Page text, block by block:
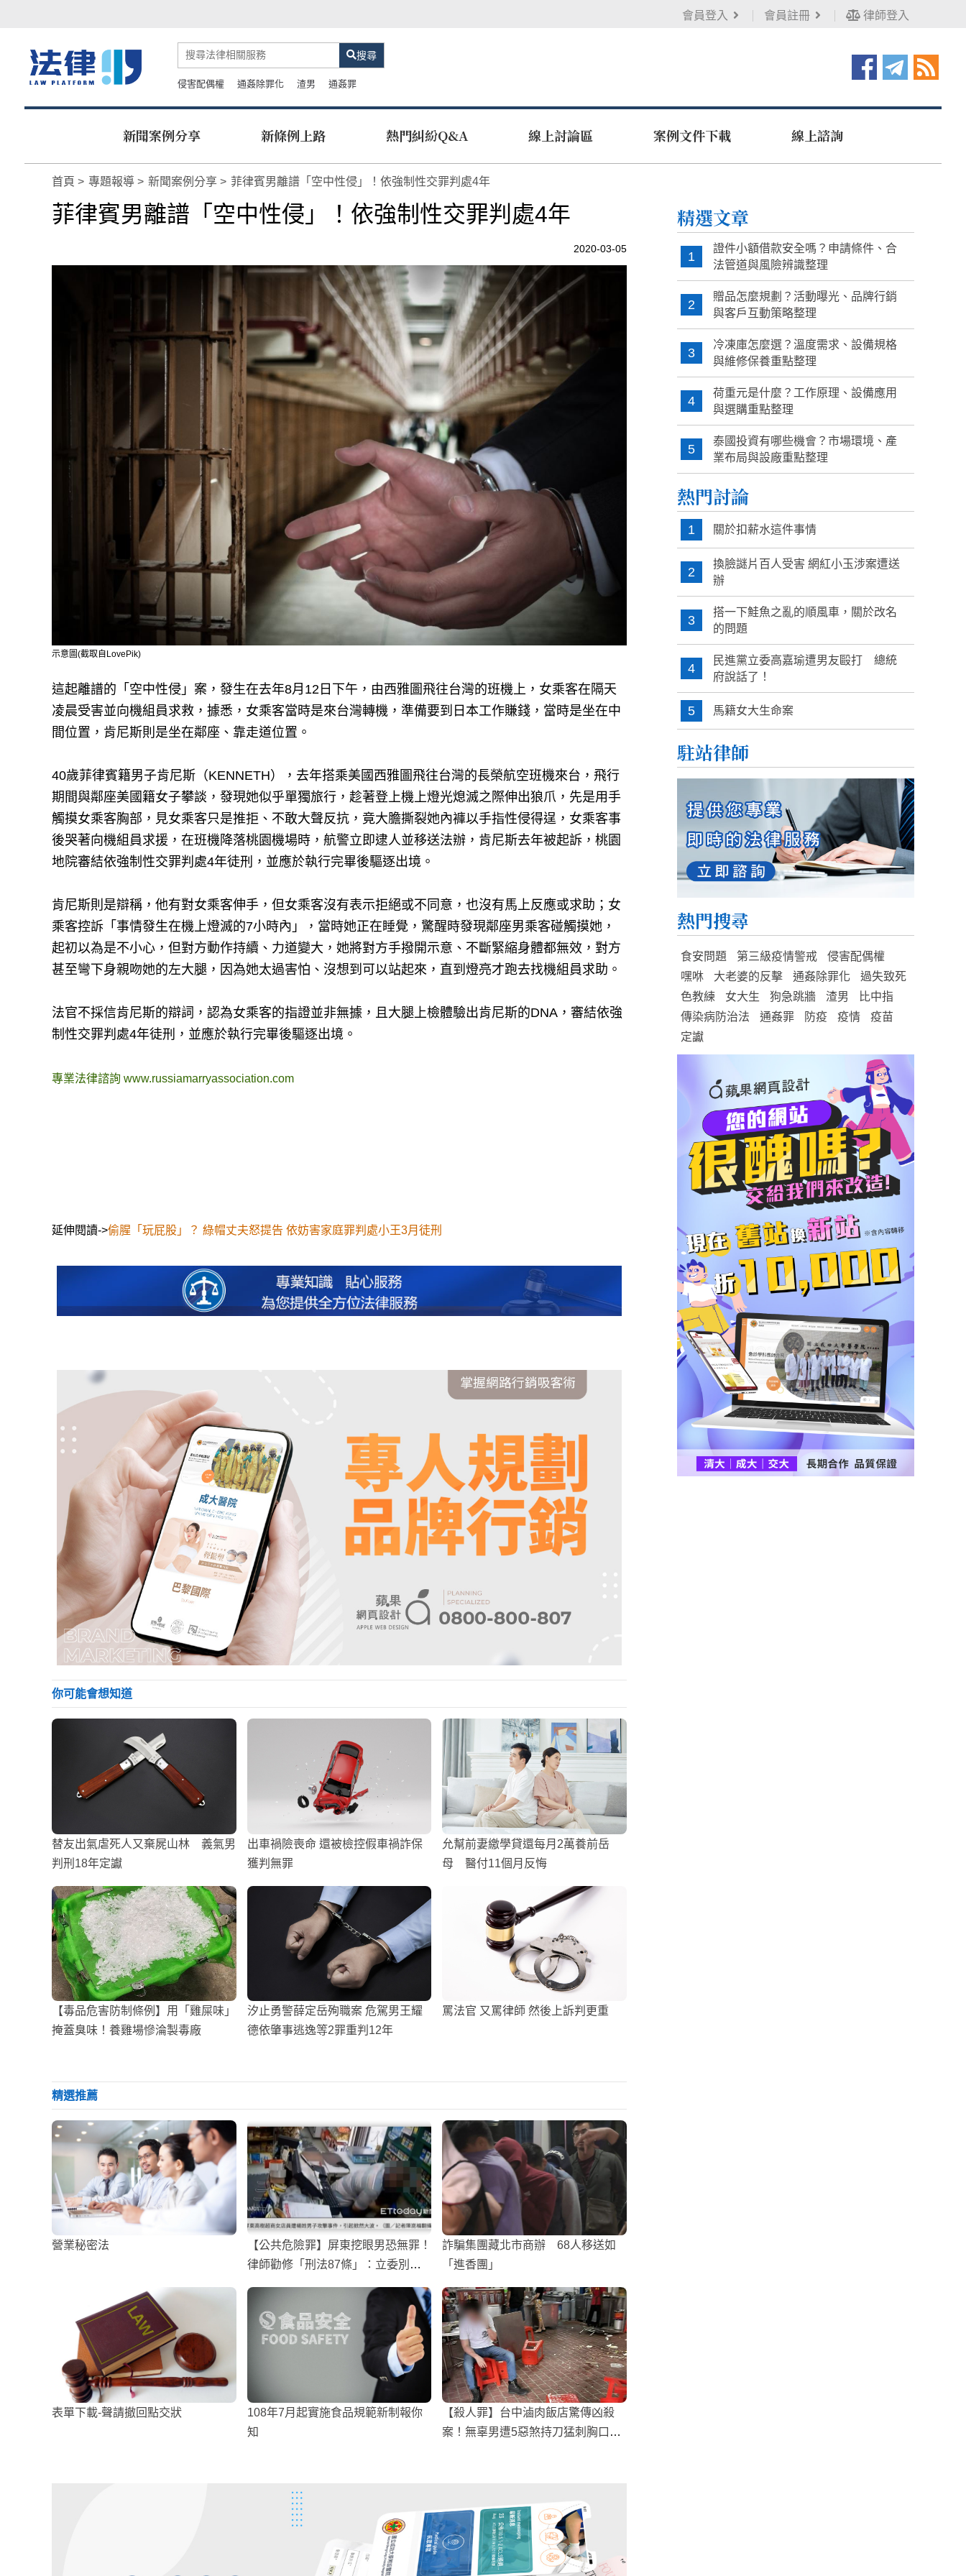
會員登入 會員註冊 律師登入
搜尋
侵害配偶權 通姦除罪化 渣男 通姦罪
新聞案例分享 新條例上路 熱門糾紛Q&A 線上討論區 案例文件下載 線上諮詢
首頁 專題報導 新聞案例分享 菲律賓男離譜「空中性侵」！依強制性交罪判處4年
菲律賓男離譜「空中性侵」！依強制性交罪判處4年
2020-03-05
示意圖(截取自LovePik)
這起離譜的「空中性侵」案，發生在去年8月12日下午，由西雅圖飛往台灣的班機上，女乘客在隔天
凌晨受害並向機組員求救，據悉，女乘客當時是來台灣轉機，準備要到日本工作賺錢，當時是坐在中
間位置，肯尼斯則是坐在鄰座、靠走道位置。
40歲菲律賓籍男子肯尼斯（KENNETH），去年搭乘美國西雅圖飛往台灣的長榮航空班機來台，飛行
期間與鄰座美國籍女子攀談，發現她似乎單獨旅行，趁著登上機上燈光熄滅之際伸出狼爪，先是用手
觸摸女乘客胸部，見女乘客只是推拒、不敢大聲反抗，竟大膽撕裂她內褲以手指性侵得逞，女乘客事
後哭著向機組員求援，在班機降落桃園機場時，航警立即逮人並移送法辦，肯尼斯去年被起訴，桃園
地院審結依強制性交罪判處4年徒刑，並應於執行完畢後驅逐出境。
肯尼斯則是辯稱，他有對女乘客伸手，但女乘客沒有表示拒絕或不同意，也沒有馬上反應或求助；女
乘客控訴「事情發生在機上燈滅的7小時內」，當時她正在睡覺，驚醒時發現鄰座男乘客碰觸摸她，
起初以為是不小心，但對方動作持續、力道變大，她將對方手撥開示意、不斷緊縮身體都無效，對方
甚至彎下身親吻她的左大腿，因為她太過害怕、沒想到可以站起來，直到燈亮才跑去找機組員求助。
法官不採信肯尼斯的辯詞，認為女乘客的指證並非無據，且大腿上檢體驗出肯尼斯的DNA，審結依強
制性交罪判處4年徒刑，並應於執行完畢後驅逐出境。
專業法律諮詢 www.russiamarryassociation.com
延伸閱讀->偷腥「玩屁股」？ 綠帽丈夫怒提告 依妨害家庭罪判處小王3月徒刑
你可能會想知道
替友出氣虐死人又棄屍山林 義氣男
判刑18年定讞
出車禍險喪命 還被檢控假車禍詐保
獲判無罪
允幫前妻繳學貸還每月2萬養前岳
母 醫付11個月反悔
【毒品危害防制條例】用「雞屎味」
掩蓋臭味！養雞場慘淪製毒廠
汐止勇警薛定岳殉職案 危駕男王耀
德依肇事逃逸等2罪重判12年
罵法官 又罵律師 然後上訴判更重
精選推薦
營業秘密法
【公共危險罪】屏東挖眼男恐無罪！
律師勸修「刑法87條」：立委別只
詐騙集團藏北市商辦 68人移送如
「進香團」
表單下載-聲請撤回點交狀
108年7月起實施食品規範新制報你
知
【殺人罪】台中滷肉飯店驚傳凶殺
案！無辜男遭5惡煞持刀猛刺胸口，
精選文章
1
證件小額借款安全嗎？申請條件、合
法管道與風險辨識整理
2
贈品怎麼規劃？活動曝光、品牌行銷
與客戶互動策略整理
3
冷凍庫怎麼選？溫度需求、設備規格
與維修保養重點整理
4
荷重元是什麼？工作原理、設備應用
與選購重點整理
5
泰國投資有哪些機會？市場環境、產
業布局與設廠重點整理
熱門討論
1 關於扣薪水這件事情
2
換臉謎片百人受害 網紅小玉涉案遭送
辦
3
搭一下鮭魚之亂的順風車，關於改名
的問題
4
民進黨立委高嘉瑜遭男友毆打 總統
府說話了！
5 馬籍女大生命案
駐站律師
熱門搜尋
食安問題 第三級疫情警戒
侵害配偶權
嘿咻
大老婆的反擊 通姦除罪化
過失致死
色教練
女大生 狗急跳牆 渣男
比中指
傳染病防治法
通姦罪 防疫 疫情
疫苗
定讞